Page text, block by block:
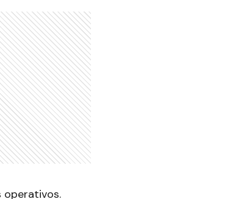
operativos.